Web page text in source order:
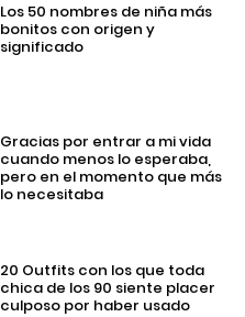
Los 50 nombres de niña más
bonitos con origen y
significado
Gracias por entrar a mi vida
cuando menos lo esperaba,
pero en el momento que más
lo necesitaba
20 Outfits con los que toda
chica de los 90 siente placer
culposo por haber usado